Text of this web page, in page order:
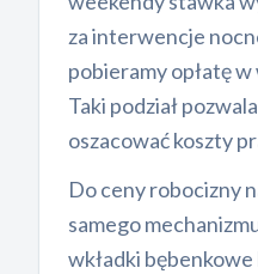
za interwencje
pobieramy opłatę
Taki podział
oszacować koszty
Do ceny robocizny
samego
wkładki